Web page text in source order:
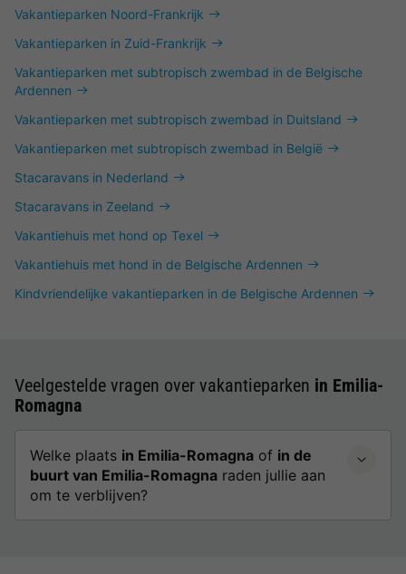
Vakantieparken Noord-Frankrijk
Vakantieparken in Zuid-Frankrijk
Vakantieparken met subtropisch zwembad in de Belgische
Ardennen
Vakantieparken met subtropisch zwembad in Duitsland
Vakantieparken met subtropisch zwembad in België
Stacaravans in Nederland
Stacaravans in Zeeland
Vakantiehuis met hond op Texel
Vakantiehuis met hond in de Belgische Ardennen
Kindvriendelijke vakantieparken in de Belgische Ardennen
Veelgestelde vragen over vakantieparken in Emilia-
Romagna
Welke plaats in Emilia-Romagna of in de
buurt van Emilia-Romagna raden jullie aan
om te verblijven?